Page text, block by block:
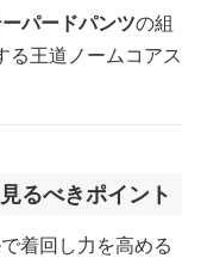
パードパンツの組
る王道ノームコアス
るべきポイント
着回し力を高める